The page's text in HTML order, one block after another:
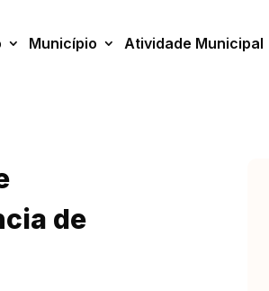
Município Atividade Municipal
de